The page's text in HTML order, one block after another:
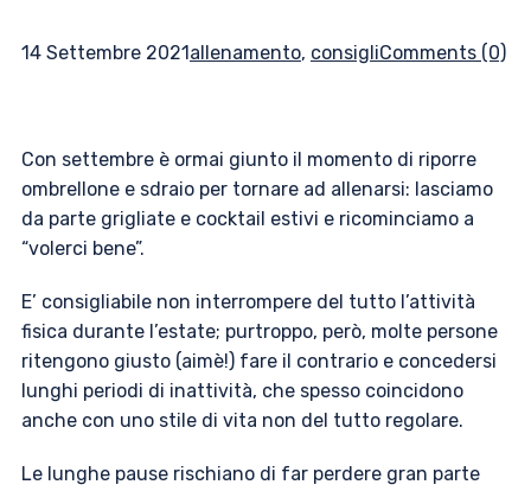
14 Settembre 2021allenamento, consigliComments (0)
Con settembre è ormai giunto il momento di riporre
ombrellone e sdraio per tornare ad allenarsi: lasciamo
da parte grigliate e cocktail estivi e ricominciamo a
“volerci bene”.
E’ consigliabile non interrompere del tutto l’attività
fisica durante l’estate; purtroppo, però, molte persone
ritengono giusto (aimè!) fare il contrario e concedersi
lunghi periodi di inattività, che spesso coincidono
anche con uno stile di vita non del tutto regolare.
Le lunghe pause rischiano di far perdere gran parte